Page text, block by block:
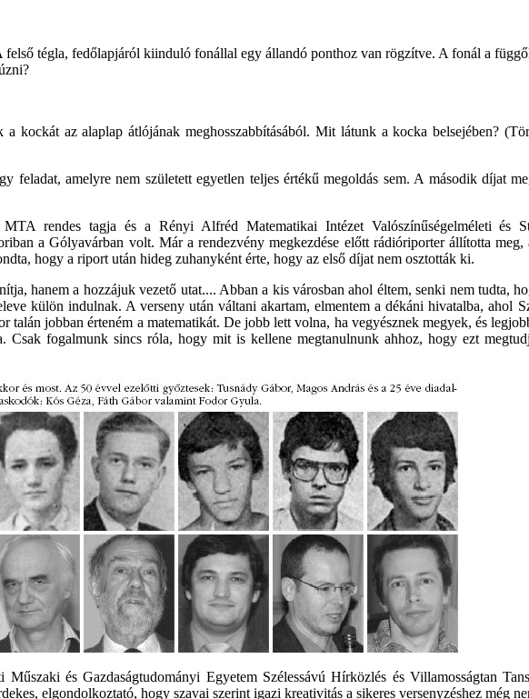
tégla, fedőlapjáról kiinduló fonállal egy állandó ponthoz van rögzítve. A fonál a
kockát az alaplap átlójának meghosszabbításából. Mit látunk a kocka belsejében?
feladat, amelyre nem született egyetlen teljes értékű megoldás sem. A második díjat
rendes tagja és a Rényi Alfréd Matematikai Intézet Valószínűségelméleti és
a Gólyavárban volt. Már a rendezvény megkezdése előtt rádióriporter állította
hogy a riport után hideg zuhanyként érte, hogy az első díjat nem osztották ki.
hanem a hozzájuk vezető utat.... Abban a kis városban ahol éltem, senki nem tudta,
külön indulnak. A verseny után váltani akartam, elmentem a dékáni hivatalba, ahol
jobban érteném a matematikát. De jobb lett volna, ha vegyésznek megyek, és
fogalmunk sincs róla, hogy mit is kellene megtanulnunk ahhoz, hogy ezt
és Gazdaságtudományi Egyetem Szélessávú Hírközlés és Villamosságtan
elgondolkoztató, hogy szavai szerint igazi kreativitás a sikeres versenyzéshez még